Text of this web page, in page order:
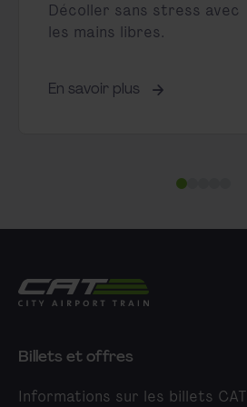
Décoller sans stress avec
les mains libres.
En savoir plus
City Airport Train
Billets et offres
Informations sur les billets CAT